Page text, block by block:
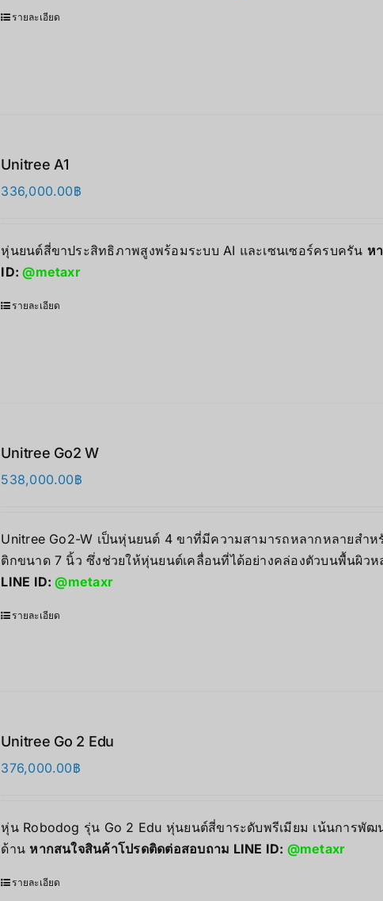
รายละเอียด
Unitree A1
336,000.00฿
หุ่นยนต์สี่ขาประสิทธิภาพสูงพร้อมระบบ AI และเซนเซอร์ครบครัน ห
ID:@metaxr
รายละเอียด
Unitree Go2 W
538,000.00฿
Unitree Go2-W เป็นหุ่นยนต์ 4 ขาที่มีความสามารถหลากหลายสำห
ติกขนาด 7 นิ้ว ซึ่งช่วยให้หุ่นยนต์เคลื่อนที่ได้อย่างคล่องตัวบนพื้นผิวห
LINE ID:@metaxr
รายละเอียด
Unitree Go 2 Edu
376,000.00฿
หุ่น Robodog รุ่น Go 2 Edu หุ่นยนต์สี่ขาระดับพรีเมียม เน้นการพั
ด้าน หากสนใจสินค้าโปรดติดต่อสอบถาม LINE ID: @metaxr
รายละเอียด